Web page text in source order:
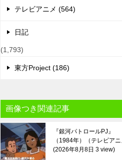
テレビアニメ (564)
日記
(1,793)
東方Project (186)
画像つき関連記事
『銀河パトロールPJ』
（1984年）（テレビアニ
2026年8月8日 3 view